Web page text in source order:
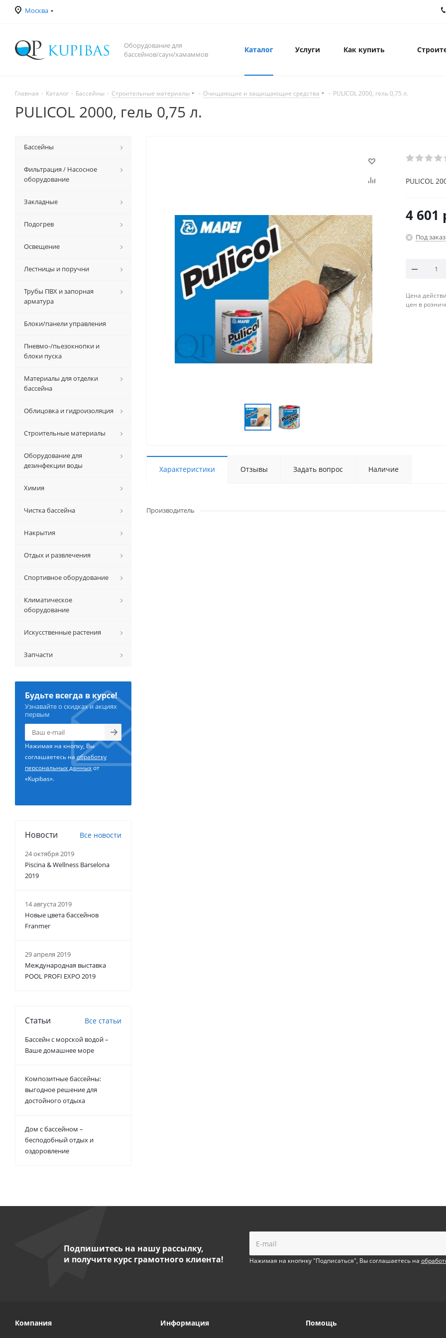
Москва
Оборудование для
бассейнов/саун/хамаммов
Каталог Услуги Как купить
Главная - Каталог - Бассейны - Строительные материалы - Очищающие и защищающие средства - PULICOL 2000, гель 0,75 л.
PULICOL 2000, гель 0,75 л.
PULICOL
4 601
Под заказ
Цена
цен в
Характеристики Отзывы Задать вопрос Наличие
Производитель
Бассейны
Фильтрация / Насосное
оборудование
Закладные
Подогрев
Освещение
Лестницы и поручни
Трубы ПВХ и запорная
арматура
Блоки/панели управления
Пневмо-/пьезокнопки и
блоки пуска
Материалы для отделки
бассейна
Облицовка и гидроизоляция
Строительные материалы
Оборудование для
дезинфекции воды
Химия
Чистка бассейна
Накрытия
Отдых и развлечения
Спортивное оборудование
Климатическое
оборудование
Искусственные растения
Запчасти
Будьте всегда в курсе!
Узнавайте о скидках и акциях
первым
Нажимая на кнопку, Вы
соглашаетесь наобработку
персональных данныхот
«Kupibas».
Новости Все новости
24 октября 2019
Piscina & Wellness Barselona
2019
14 августа 2019
Новые цвета бассейнов
Franmer
29 апреля 2019
Международная выставка
POOL PROFI EXPO 2019
Статьи Все статьи
Бассейн с морской водой –
Ваше домашнее море
Композитные бассейны:
выгодное решение для
достойного отдыха
Дом с бассейном –
бесподобный отдых и
оздоровление
Подпишитесь на нашу рассылку,
и получите курс грамотного клиента!
Нажимая на кнопнку "Подписаться", Вы соглашаетесь на
Компания Информация Помощь